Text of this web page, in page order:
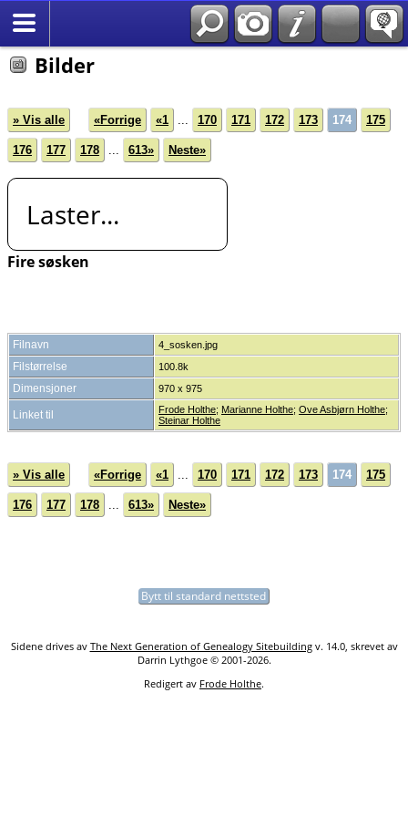
Bilder
» Vis alle «Forrige «1 ... 170 171 172 173 174 175
176 177 178 ... 613» Neste»
Laster...
Fire søsken
Filnavn 4_sosken.jpg
Filstørrelse 100.8k
Dimensjoner 970 x 975
Linket til Frode Holthe; Marianne Holthe; Ove Asbjørn Holthe;
Steinar Holthe
» Vis alle «Forrige «1 170 171 172 173 174 175
176 177 178 613» Neste»
Bytt til standard nettsted
Sidene drives av The Next Generation of Genealogy Sitebuildingv. 14.0, skrevet av
Darrin Lythgoe © 2001-2026.
Redigert av Frode Holthe.